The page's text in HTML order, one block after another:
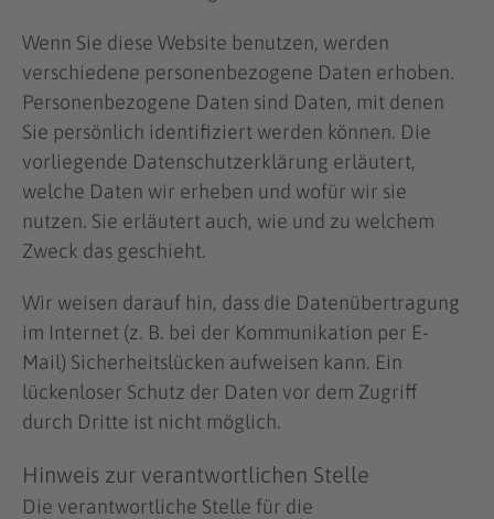
Wenn Sie diese Website benutzen, werden
verschiedene personenbezogene Daten erhoben.
Personenbezogene Daten sind Daten, mit denen
Sie persönlich identifiziert werden können. Die
vorliegende Datenschutzerklärung erläutert,
welche Daten wir erheben und wofür wir sie
nutzen. Sie erläutert auch, wie und zu welchem
Zweck das geschieht.
Wir weisen darauf hin, dass die Datenübertragung
im Internet (z. B. bei der Kommunikation per E-
Mail) Sicherheitslücken aufweisen kann. Ein
lückenloser Schutz der Daten vor dem Zugriff
durch Dritte ist nicht möglich.
Hinweis zur verantwortlichen Stelle
Die verantwortliche Stelle für die